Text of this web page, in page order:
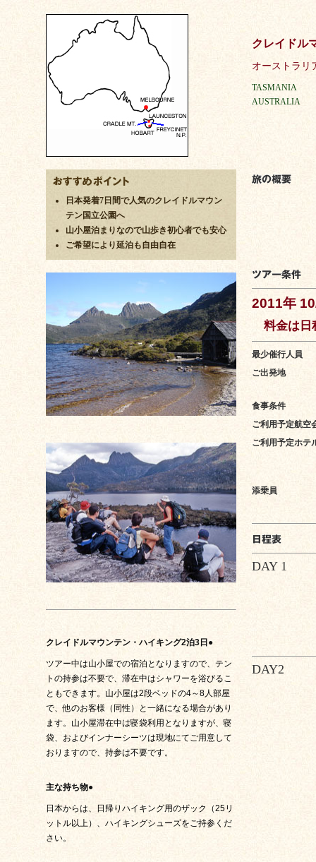
クレイドル
オーストラ
TASMANIA
AUSTRALIA
日本発着7日間で人気のクレイドルマウン
テン国立公園へ
山小屋泊まりなので山歩き初心者でも安心
ご希望により延泊も自由自在
クレイドルマウンテン・ハイキング2泊3日●
ツアー中は山小屋での宿泊となりますので、テン
トの持参は不要で、滞在中はシャワーを浴びるこ
ともできます。山小屋は2段ベッドの4～8人部屋
で、他のお客様（同性）と一緒になる場合があり
ます。山小屋滞在中は寝袋利用となりますが、寝
袋、およびインナーシーツは現地にてご用意して
おりますので、持参は不要です。
主な持ち物●
日本からは、日帰りハイキング用のザック（25リ
ットル以上）、ハイキングシューズをご持参くだ
さい。
2011年
料金は日
最少催行人員
ご出発地
食事条件
ご利用予定航空
ご利用予定ホテ
添乗員
DAY 1
DAY2